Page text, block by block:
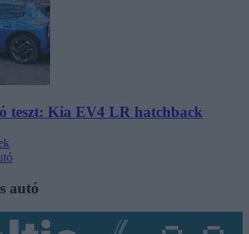
teszt: Kia EV4 LR hatchback
autó